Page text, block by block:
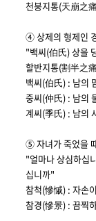
천붕지통(天崩之
④ 상제의 형제인
"백씨(伯氏) 상을
할반지통(割半之
백씨(伯氏) : 남의
중씨(仲氏) : 남의
계씨(季氏) : 남의
⑤ 자녀가 죽었을
"얼마나 상심하십
십니까"
참척(慘慽) : 자손
참경(慘景) : 끔찍